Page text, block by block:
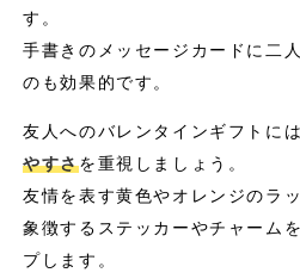
す。
手書きのメッセージカードに二
のも効果的です。
友人へのバレンタインギフトに
やすさを重視しましょう。
友情を表す黄色やオレンジのラ
象徴するステッカーやチャーム
プします。